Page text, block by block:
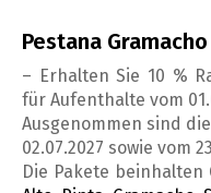
Pestana
– Erhalten Sie 10 %
für Aufenthalte vom
Ausgenommen sind
02.07.2027 sowie vom
Die Pakete